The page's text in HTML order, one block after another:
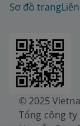
Sơ đồ trang
© 2025
Tổng công ty